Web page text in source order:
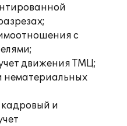
с
движения ТМЦ;
нематериальных
кадровый и